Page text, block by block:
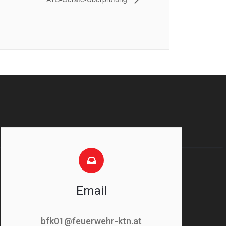
Email
bfk01@feuerwehr-ktn.at